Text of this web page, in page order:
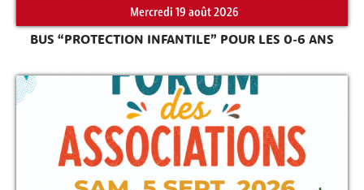
Mercredi 19 août 2026
BUS “PROTECTION INFANTILE” POUR LES 0-6 ANS